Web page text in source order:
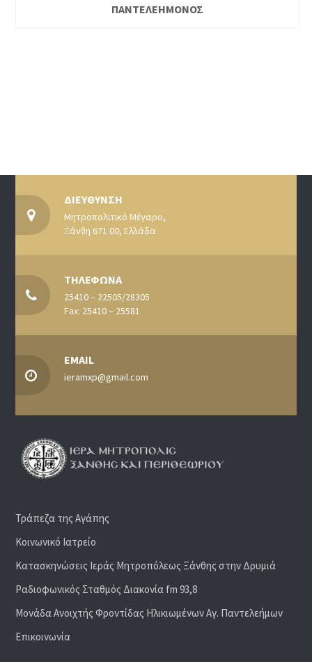
ΠΑΝΤΕΛΕΗΜΟΝΟΣ
ΔΙΕΥΘΥΝΣΗ
Μητροπολιτικό Μέγαρο,
Ξάνθη 671 00, Ελλάδα
ΤΗΛΕΦΩΝΑ
25410 – 22505/28305
Fax: 25410 – 25581
EMAIL
ieramxp@gmail.com
Τράπεζα της Αγάπης
Κοινωνικό Ιατρείο
Κατασκηνώσεις Ιεράς Μητροπόλεως Ξάνθης στην Δρυμιά
Ραδιoφωνικός Σταθμός Διακονία fm 93,8
Μονάδα Ανοιχτής Φροντίδας Ηλικιωμένων Αγ. Παντελεήμων
Επικοινωνία